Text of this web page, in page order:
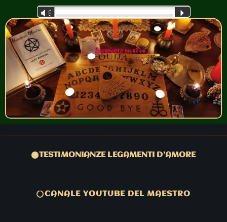
Audio
Player
Vm P
TESTIMONIANZE LEGAMENTI D'AMORE
CANALE YOUTUBE DEL MAESTRO